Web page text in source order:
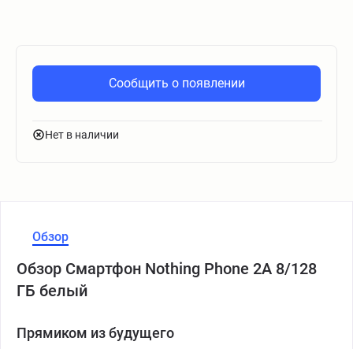
Сообщить о появлении
Нет в наличии
Обзор
Обзор Смартфон Nothing Phone 2A 8/128
ГБ белый
Прямиком из будущего